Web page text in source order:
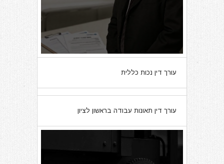
עורך דין נכות כללית
07
מרץ
עורך דין תאונות עבודה בראשון לציון